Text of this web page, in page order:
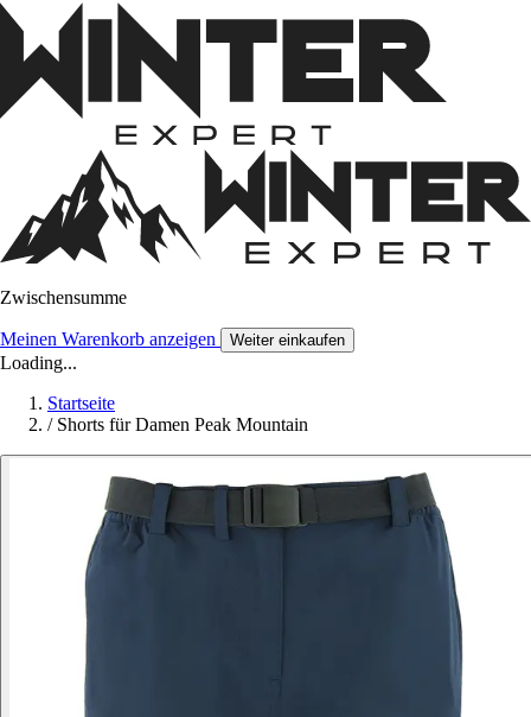
Zwischensumme
Meinen Warenkorb anzeigen Weiter einkaufen
Loading...
Startseite
/ Shorts für Damen Peak Mountain